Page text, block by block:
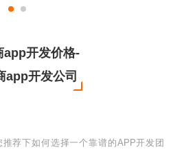
app开发价格-
app开发公司
荐下如何选择一个靠谱的APP开发团